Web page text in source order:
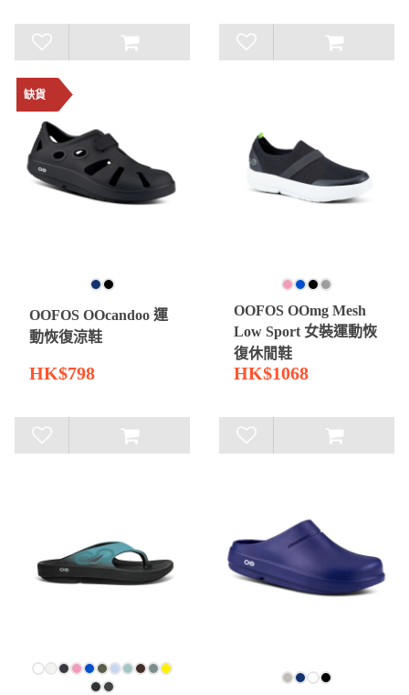
缺貨
OOFOS OOcandoo 運
動恢復涼鞋
HK$798
OOFOS OOmg Mesh
Low Sport 女裝運動恢
復休閒鞋
HK$1068